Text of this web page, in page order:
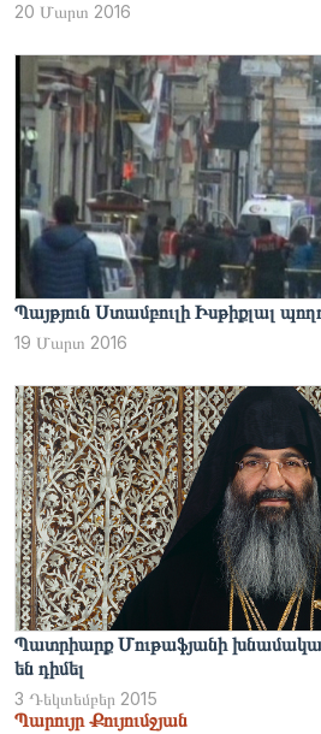
20 Մարտ 2016
Պայթյուն Ստամբուլի Իսթիքլալ
19 Մարտ 2016
Պատրիարք Մութաֆյանի
են դիմել
3 Դեկտեմբեր 2015
Պարույր Քույումջյան